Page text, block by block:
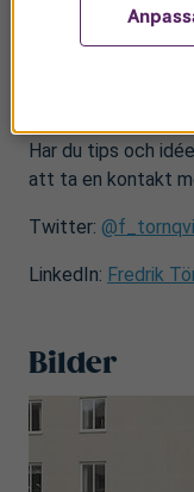
Jag hoppas med
Har du tips och
att ta en kontakt
Twitter:
LinkedIn: Fredrik
Bilder